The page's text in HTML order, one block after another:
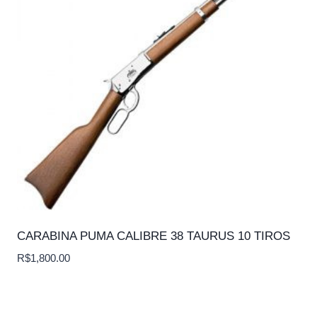
CARABINA PUMA CALIBRE 38 TAURUS 10 TIROS
R$1,800.00